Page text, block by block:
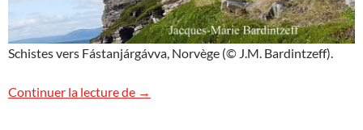
Schistes vers Fástanjárgávva, Norvège (© J.M. Bardintzeff).
Continuer la lecture de Schistes à Fástanjárgávva, Norvège
→